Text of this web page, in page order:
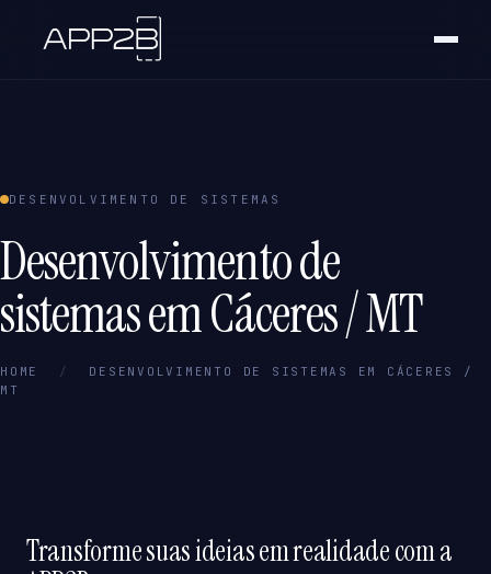
DESENVOLVIMENTO DE SISTEMAS
Desenvolvimento de
sistemas em Cáceres / MT
HOME /
DESENVOLVIMENTO DE SISTEMAS EM CÁCERES /
MT
Transforme suas ideias em realidade com a